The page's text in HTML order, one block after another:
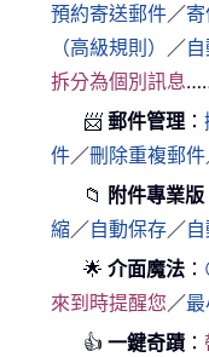
預約寄送郵件／
（高級規則） ／
拆分為個別訊息
📨 郵件管理 ：
件／刪除重複郵件
📁 附件專業版
縮／自動保存／
🌟 介面魔法 ：
來到時提醒您／
👍 一鍵奇蹟 ：